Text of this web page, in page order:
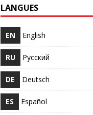
LANGUES
EN English
RU Русский
DE Deutsch
ES Español